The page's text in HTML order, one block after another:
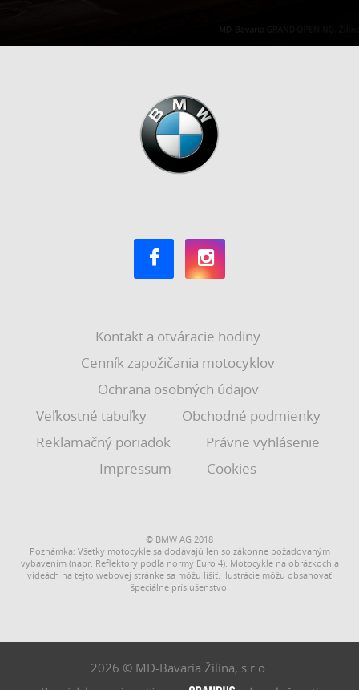
Kontakt a otváracie hodiny
Cenník zapožičania motocyklov
Ochrana osobných údajov
Veľkostné tabuľky
Obchodné podmienky
Reklamačný poriadok
Právne vyhlásenie
Impressum
Cookies
© BMW AG 2018
Poznámka: Všetky motocykle sa dodávajú len so zákonne požadovaným
vybavením (napr. Reflektory podľa normy Euro 4). Motocykle na obrázkoch a
videách na tejto webovej stránke sa môžu líšiť. Ilustrácie môžu obsahovať
špeciálne príslušenstvo.
2026 © MD-Bavaria Žilina, s.r.o.